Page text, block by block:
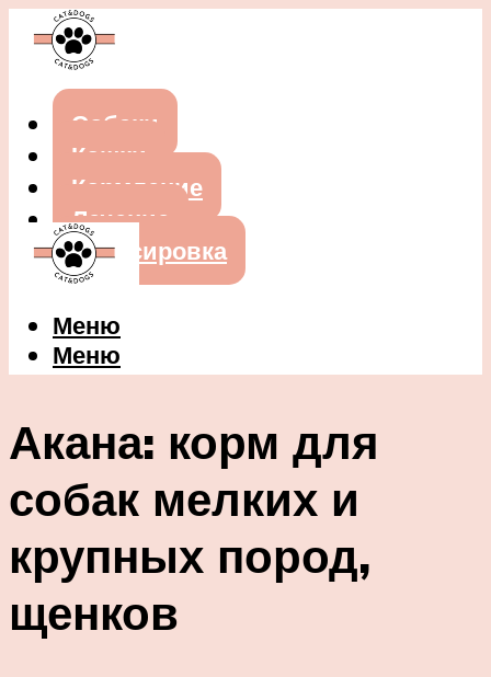
Собаки
Кошки
Кормление
Лечение
Дрессировка
Меню
Меню
Акана: корм для
собак мелких и
крупных пород,
щенков